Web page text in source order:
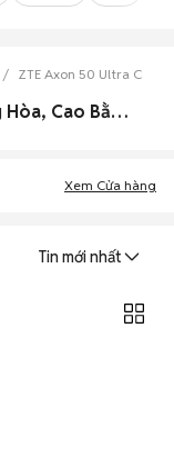
ZTE Axon 50 Ultra Cao
0 Zte Axon 50 Ultra cũ Huyện Quảng Hòa, Cao Bằng đẹp
Xem Cửa hàng
Tin mới nhất